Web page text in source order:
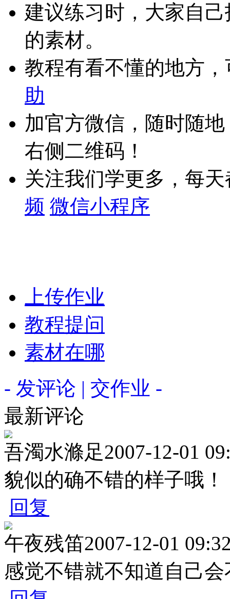
建议练习时，大家自
的素材。
教程有看不懂的地方
助
加官方微信，随时随
右侧二维码！
关注我们学更多，每
频 微信小程序
上传作业
教程提问
素材在哪
- 发评论 | 交作业 -
最新评论
吾濁水滌足2007-12-01
貌似的确不错的样子哦！
回复
午夜残笛2007-12-01
感觉不错就不知道自己会